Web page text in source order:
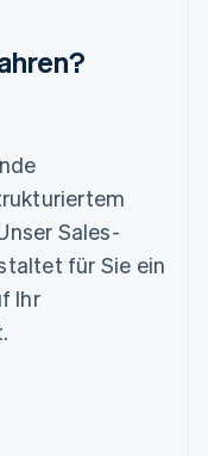
Sales-
für Sie ein
Ihr